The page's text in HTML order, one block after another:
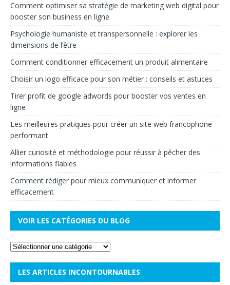
Comment optimiser sa stratégie de marketing web digital pour
booster son business en ligne
Psychologie humaniste et transpersonnelle : explorer les
dimensions de l’être
Comment conditionner efficacement un produit alimentaire
Choisir un logo efficace pour son métier : conseils et astuces
Tirer profit de google adwords pour booster vos ventes en
ligne
Les meilleures pratiques pour créer un site web francophone
performant
Allier curiosité et méthodologie pour réussir à pêcher des
informations fiables
Comment rédiger pour mieux communiquer et informer
efficacement
VOIR LES CATÉGORIES DU BLOG
LES ARTICLES INCONTOURNABLES